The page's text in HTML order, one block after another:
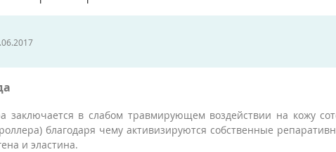
заключается в слабом травмирующем воздействии на кожу
благодаря чему активизируются собственные
и эластина.